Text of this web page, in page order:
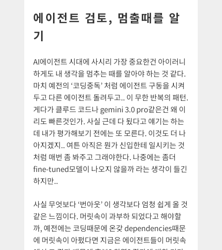
에이전트 검토, 멈출때를 알
기
AI에이전트 시대에 사시리 가장 중요한건 아이러니
하게도 내 생각을 멈추는 때를 알아야 하는 것 같다.
마치 예전의 ‘코딩중독’ 처럼 에이전트 구동을 시켜
두고 다른 에이전트 돌려두고.. 이 무한 반복의 패턴.
게다가 클루드 코드나 gemini 3.0 pro같은건 왜 이
리도 빠른것인가. 사실 근데 다 됬다고 얘기는 하는
데 내가 평가해보기 전에는 또 모른다. 이것도 더 나
아지겠지.. 여튼 아직은 뭔가 신입한테 일시키는 것
처럼 매번 좀 봐주고 그래야한다. 나중에는 좀더
fine-tuned모델이 나오지 않을까 라는 생각이 들긴
하지만..
사실 무엇보다 ‘번아웃’ 이 생각보다 엄청 쉽게 올 것
같은 느낌이다. 머릿속이 과부하 되었다고 해야할
까, 예전에는 코딩때문에 온갖 dependencies때문
에 머릿속이 아펐다면 지금은 에이전트들이 머릿속